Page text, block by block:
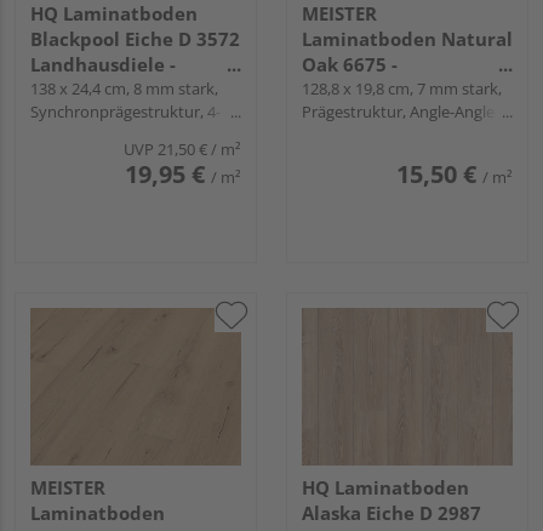
HQ Laminatboden
Blackpool Eiche D 3572
Landhausdiele -
Grand-Edition
138 x 24,4 cm, 8 mm stark,
Synchronprägestruktur, 4-
UVP 21,50 €/ m²
19,95 € / m²
MEISTER
Laminatboden Natural
Oak 6675 -
MeisterDesign.
laminate LC 55
128,8 x 19,8 cm, 7 mm stark,
Prägestruktur, Angle-Angle /
15,50 € / m²
MEISTER
Laminatboden
HQ Laminatboden
Alaska Eiche D 2987